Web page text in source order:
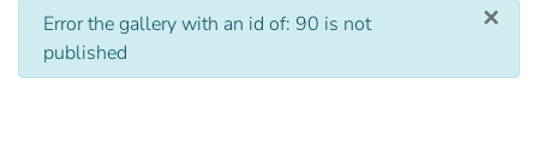
×
info
Error the gallery with an id of: 90 is not
published